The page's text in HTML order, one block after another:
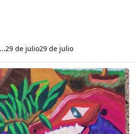
29 de julio29 de julio